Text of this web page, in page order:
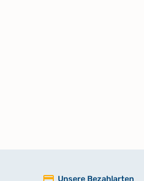
Unsere Bezahlarten